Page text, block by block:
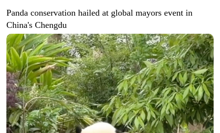
Panda conservation hailed at global mayors event in
China's Chengdu